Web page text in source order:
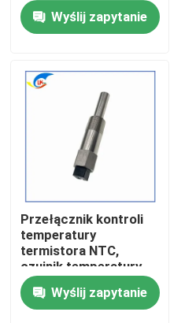
Filmy
O nas
Wycieczka po fabryce
Kontrola jakości
Skontaktuj się z nami
Nowości
Wyślij zapytanie
Przełącznik kontroli
temperatury
termistora NTC,
czujnik temperatury
wody z przełącznikiem
do regulacji
temperatury
Wyślij zapytanie